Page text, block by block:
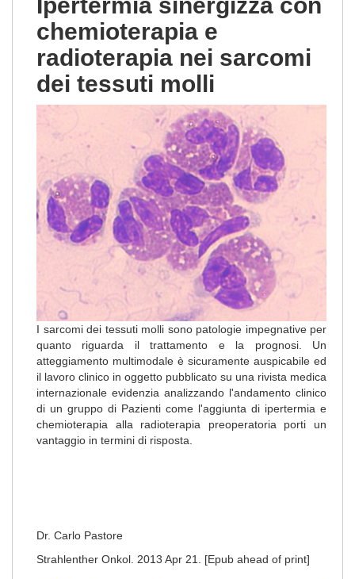
chemioterapia e
radioterapia nei sarcomi
dei tessuti molli
I sarcomi dei tessuti molli sono patologie impegnative per
quanto riguarda il trattamento e la prognosi. Un
atteggiamento multimodale è sicuramente auspicabile ed
il lavoro clinico in oggetto pubblicato su una rivista medica
internazionale evidenzia analizzando l'andamento clinico
di un gruppo di Pazienti come l'aggiunta di ipertermia e
chemioterapia alla radioterapia preoperatoria porti un
vantaggio in termini di risposta.
Dr. Carlo Pastore
Strahlenther Onkol. 2013 Apr 21. [Epub ahead of print]